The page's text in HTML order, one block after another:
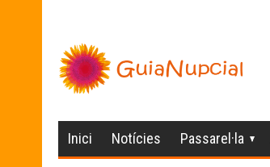
Inici Notícies Passarel·la